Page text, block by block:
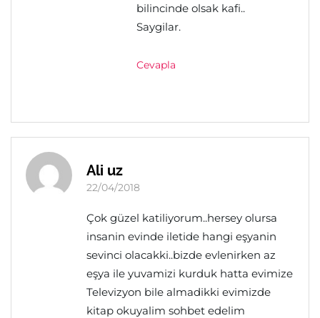
bilincinde olsak kafi..
Saygilar.
Cevapla
Ali uz
22/04/2018
Çok güzel katiliyorum..hersey olursa
insanin evinde iletide hangi eşyanin
sevinci olacakki..bizde evlenirken az
eşya ile yuvamizi kurduk hatta evimize
Televizyon bile almadikki evimizde
kitap okuyalim sohbet edelim